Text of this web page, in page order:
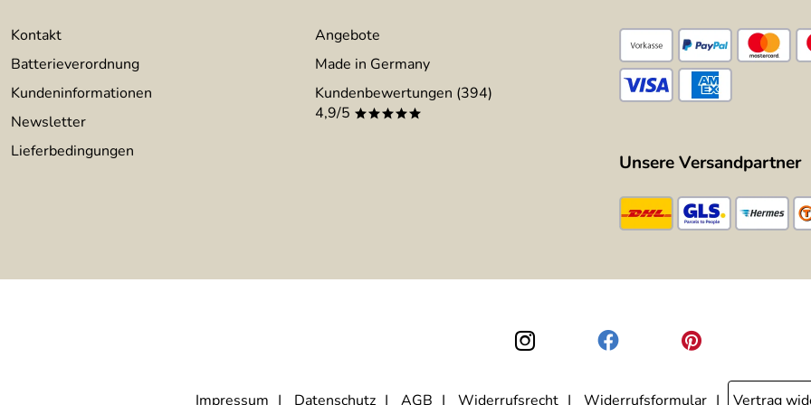
Kontakt
Batterieverordnung
Kundeninformationen
Newsletter
Lieferbedingungen
Angebote
Made in Germany
Kundenbewertungen (394)
4,9/5 *****
Unsere Versandpartner
Impressum Datenschutz AGB Widerrufsrecht Widerrufsformular Vertrag